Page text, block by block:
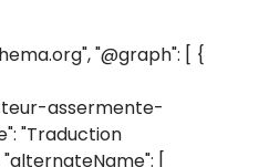
"@graph": [ {
assermente-
"Traduction
[